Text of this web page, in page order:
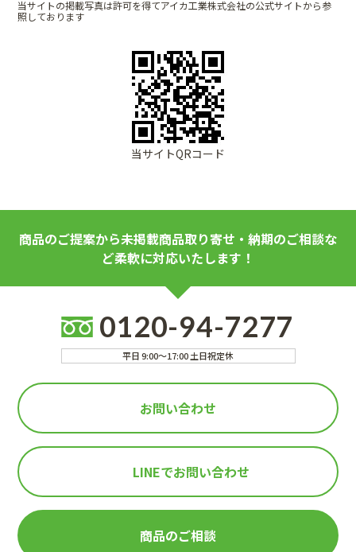
当サイトの掲載写真は許可を得てアイカ工業株式会社の公式サイトから参
照しております
当サイトQRコード
商品のご提案から未掲載商品取り寄せ・納期のご相談な
ど柔軟に対応いたします！
0120-94-7277
平日 9:00～17:00 土日祝定休
お問い合わせ
LINEでお問い合わせ
商品のご相談